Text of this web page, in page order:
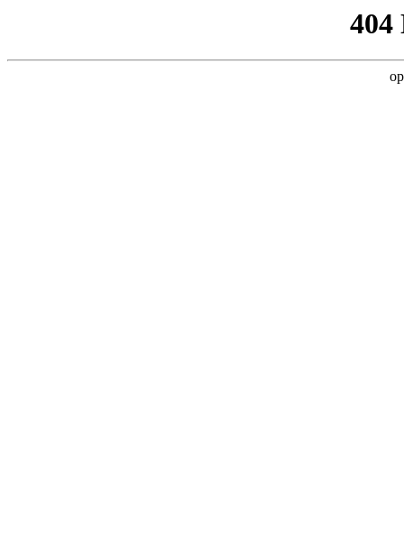
404